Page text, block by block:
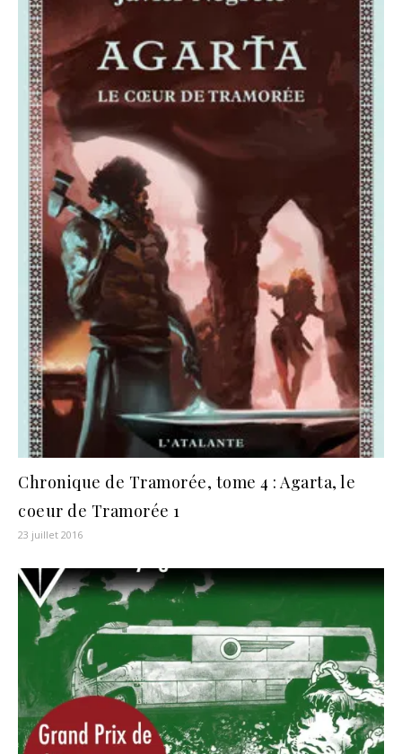
Chronique de Tramorée, tome 4 : Agarta, le
coeur de Tramorée 1
23 juillet 2016